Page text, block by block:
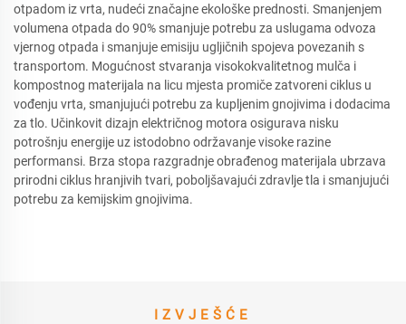
otpadom iz vrta, nudeći značajne ekološke prednosti. Smanjenjem
volumena otpada do 90% smanjuje potrebu za uslugama odvoza
vjernog otpada i smanjuje emisiju ugljičnih spojeva povezanih s
transportom. Mogućnost stvaranja visokokvalitetnog mulča i
kompostnog materijala na licu mjesta promiče zatvoreni ciklus u
vođenju vrta, smanjujući potrebu za kupljenim gnojivima i dodacima
za tlo. Učinkovit dizajn električnog motora osigurava nisku
potrošnju energije uz istodobno održavanje visoke razine
performansi. Brza stopa razgradnje obrađenog materijala ubrzava
prirodni ciklus hranjivih tvari, poboljšavajući zdravlje tla i smanjujući
potrebu za kemijskim gnojivima.
IZVJEŠĆE